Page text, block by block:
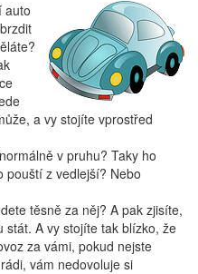
auto
a vy stojíte vprostřed
v pruhu? Taky ho
pouští z vedlejší? Nebo
těsně za něj? A pak zjisíte,
stát. A vy stojíte tak blízko, že
za vámi, pokud nejste
vám nedovoluje si